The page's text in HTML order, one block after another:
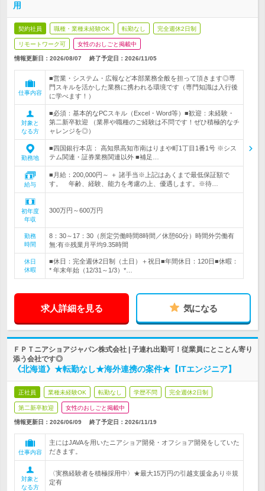
用
契約社員 職種・業種未経験OK 転勤なし 完全週休2日制
リモートワーク可 女性のおしごと掲載中
情報更新日：2026/08/07 終了予定日： 2026/11/05
仕事内容
■営業・システム・広報など本部業務全般を担って頂きます◎専
門スキルを活かした業務に携われる環境です（専門知識は入行後
に学べます！）
対象と
なる方
■必須：基本的なPCスキル（Excel・Word等）■歓迎：未経験・
第二新卒歓迎 （業界や職種のご経験は不問です！ぜひ積極的なチ
ャレンジを◎）
勤務地
■四国銀行本店： 高知県高知市南はりまや町1丁目1番1号 ※シス
テム関連・証券業務関連以外 ■補足…
給与
■月給：200,000円～ ＋ 諸手当※上記はあくまで最低保証額で
す。 年齢、経験、能力を考慮の上、優遇します。※待…
初年度
年収
300万円～600万円
勤務
時間
8：30～17：30（所定労働時間8時間／休憩60分）時間外労働有
無:有※残業月平均9.35時間
休日
休暇
■休日：完全週休2日制（土日）＋祝日■年間休日：120日■休暇：
* 年末年始（12/31～1/3）*…
求人詳細を見る 気になる
ＦＰＴニアショアジャパン株式会社 | 子連れ出勤可！従業員にとことん寄り
添う会社です◎
《北海道》★転勤なし★海外連携の案件★【ITエンジニア】
正社員 業種未経験OK 転勤なし 学歴不問 完全週休2日制
第二新卒歓迎 女性のおしごと掲載中
情報更新日：2026/06/09 終了予定日： 2026/11/19
仕事内容
主にはJAVAを用いたニアショア開発・オフショア開発をしていた
だきます。
対象と
なる方
〈実務経験者を積極採用中〉★最大15万円の引越支援金あり※規
定有